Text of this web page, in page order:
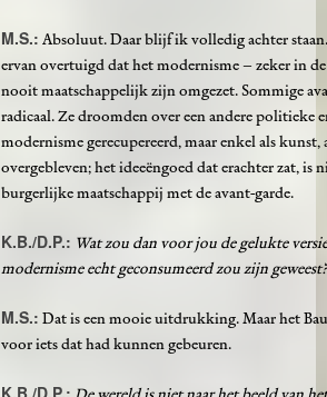
M.S.: Absoluut. Daar blijf ik volledig achter
ervan overtuigd dat het modernisme – zeker in
nooit maatschappelijk zijn omgezet. Sommige
radicaal. Ze droomden over een andere politieke
modernisme gerecupereerd, maar enkel als
overgebleven; het ideeëngoed dat erachter zat, is
burgerlijke maatschappij met de avant-garde.
K.B./D.P.: Wat zou dan voor jou de gelukte
modernisme echt geconsumeerd zou zijn geweest?
M.S.: Dat is een mooie uitdrukking. Maar het
voor iets dat had kunnen gebeuren.
K.B./D.P.: